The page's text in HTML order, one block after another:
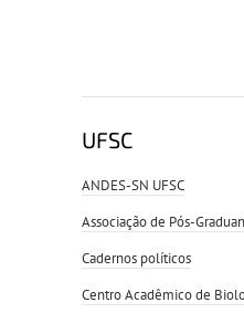
UFSC
ANDES-SN UFSC
Associação de Pós-
Cadernos políticos
Centro Acadêmico de